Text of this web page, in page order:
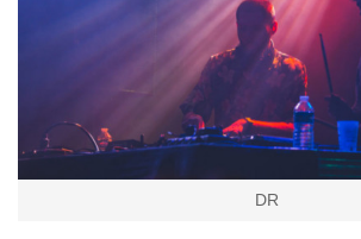
DR